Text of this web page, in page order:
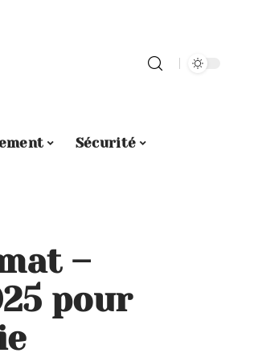
Sécurité
–
pour